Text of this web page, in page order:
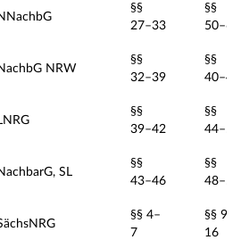
§§
27–33
§§
50–63
NRW
§§
32–39
§§
40–43
LNRG
§§
39–42
§§
44–52
SL
§§
43–46
§§
48–56
§§ 4–
7
§§ 9–
16